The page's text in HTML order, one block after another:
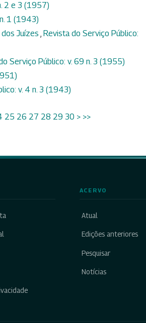
2 e 3 (1957)
1 (1943)
Juízes , Revista do Serviço Público:
Serviço Público: v. 69 n. 3 (1955)
v. 4 n. 3 (1943)
25 26 27 28 29 30 > >>
ACERVO
Atual
Edições anteriores
Pesquisar
Notícias